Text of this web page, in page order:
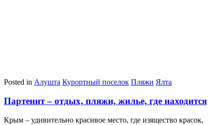
Posted in Алушта Курортный поселок Пляжи Ялта
Партенит – отдых, пляжи, жилье, где находится
Крым – удивительно красивое место, где изящество красок,